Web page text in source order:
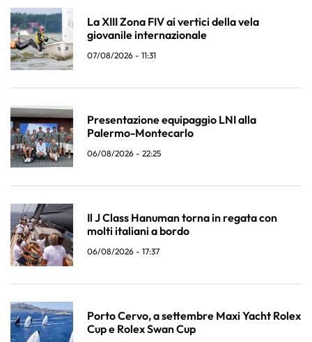
La XIII Zona FIV ai vertici della vela
giovanile internazionale
07/08/2026 - 11:31
Presentazione equipaggio LNI alla
Palermo-Montecarlo
06/08/2026 - 22:25
Il J Class Hanuman torna in regata con
molti italiani a bordo
06/08/2026 - 17:37
Porto Cervo, a settembre Maxi Yacht Rolex
Cup e Rolex Swan Cup